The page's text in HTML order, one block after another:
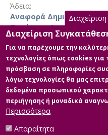
αναλύσουμε
συνεντεύξεις με έξι
τους
καλλιτεχνικές
περισσότερο στην
επικοινωνιακών
οικειοποίηση της ξένης
μοναδικότητας του κάθε
Άδεια
Αναφορά Δημιουργού -
Παρόμοια Διανομή 4.0
Κύρια Αρχεία
Full text
Περιγραφή:
Διαχείριση
Για να παρέχουμε την
τεχνολογίες όπως cookies
πρόσβαση σε πληροφορίες
λόγω τεχνολογίες θα μας
δεδομένα προσωπικού
περιήγησης ή μοναδικά
Περισσότερα
Απαραίτητα